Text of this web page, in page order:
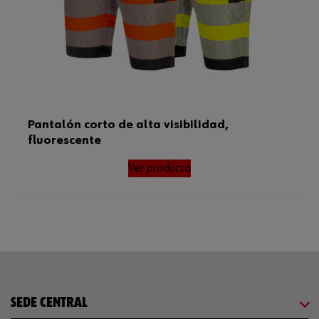
Tamaño FR/ES/PT/BE 38
Estándar EN 20471
Peso del producto (por artículo) 420.000 g
Pantalón corto de alta visibilidad,
fluorescente
Ver producto
SEDE CENTRAL